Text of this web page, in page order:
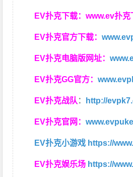
EV扑克下载：www.ev扑
EV扑克官方下载：
EV扑克电脑版网址：
EV扑克GG官方：
EV扑克战队： http://
EV扑克官网：
EV扑克小游戏 https://
EV扑克娱乐场 https://